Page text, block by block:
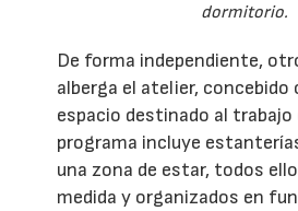
dormitorio.
De forma independiente,
alberga el atelier, concebido
espacio destinado al trabajo
programa incluye
una zona de estar, todos
medida y organizados en